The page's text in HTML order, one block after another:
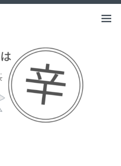
Open